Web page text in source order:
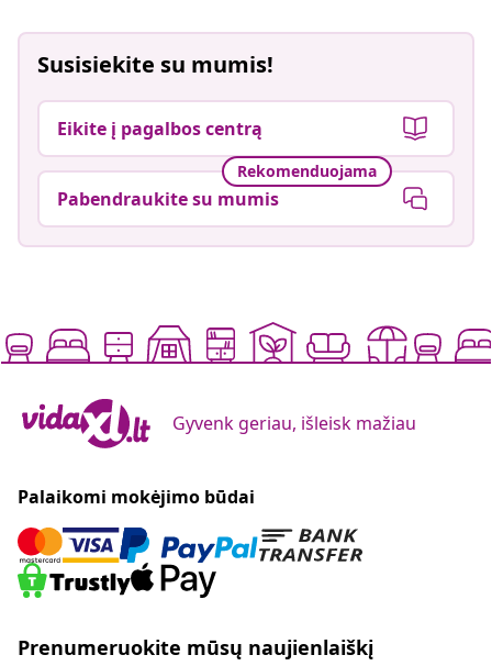
Susisiekite su mumis!
Eikite į pagalbos centrą
Rekomenduojama
Pabendraukite su mumis
Gyvenk geriau, išleisk mažiau
Palaikomi mokėjimo būdai
Prenumeruokite mūsų naujienlaiškį